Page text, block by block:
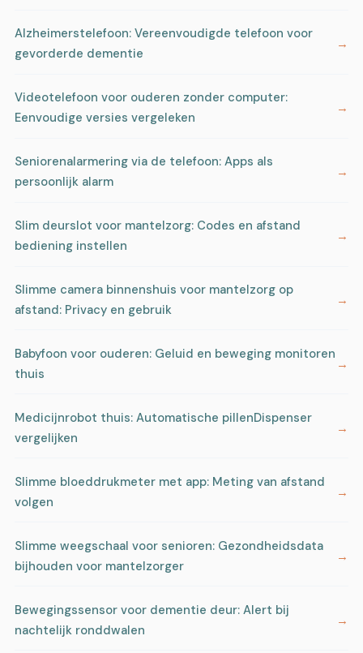
Alzheimerstelefoon: Vereenvoudigde telefoon voor
gevorderde dementie
Videotelefoon voor ouderen zonder computer:
Eenvoudige versies vergeleken
Seniorenalarmering via de telefoon: Apps als
persoonlijk alarm
Slim deurslot voor mantelzorg: Codes en afstand
bediening instellen
Slimme camera binnenshuis voor mantelzorg op
afstand: Privacy en gebruik
Babyfoon voor ouderen: Geluid en beweging monitoren
thuis
Medicijnrobot thuis: Automatische pillenDispenser
vergelijken
Slimme bloeddrukmeter met app: Meting van afstand
volgen
Slimme weegschaal voor senioren: Gezondheidsdata
bijhouden voor mantelzorger
Bewegingssensor voor dementie deur: Alert bij
nachtelijk ronddwalen